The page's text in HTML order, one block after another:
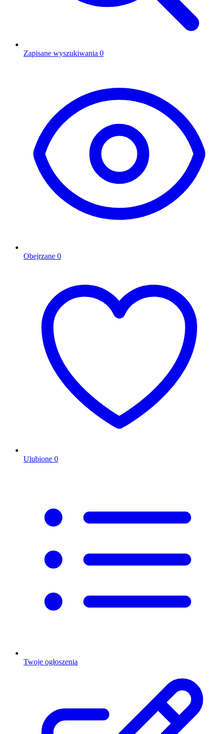
Zapisane wyszukiwania 0
Obejrzane 0
Ulubione 0
Twoje ogłoszenia